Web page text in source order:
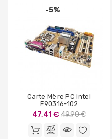
-5%
Carte Mère PC Intel
E90316-102
47,41 € Prix
base
49,90 €